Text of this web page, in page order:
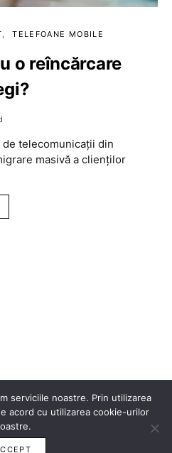
TELEFOANE MOBILE
o reîncărcare
telecomunicații din
masivă a clienților
serviciile noastre. Prin utilizarea
acord cu utilizarea cookie-urilor